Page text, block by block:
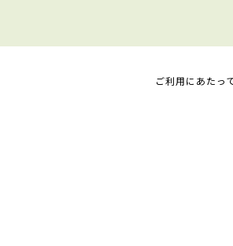
ご利用にあたっ